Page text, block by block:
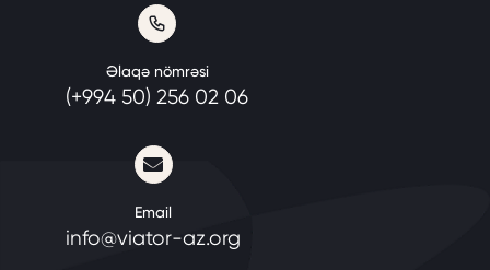
Əlaqə nömrəsi
(+994 50) 256 02 06
Email
info@viator-az.org